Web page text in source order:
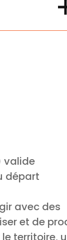
valide
départ
avec des
et de
territoire,